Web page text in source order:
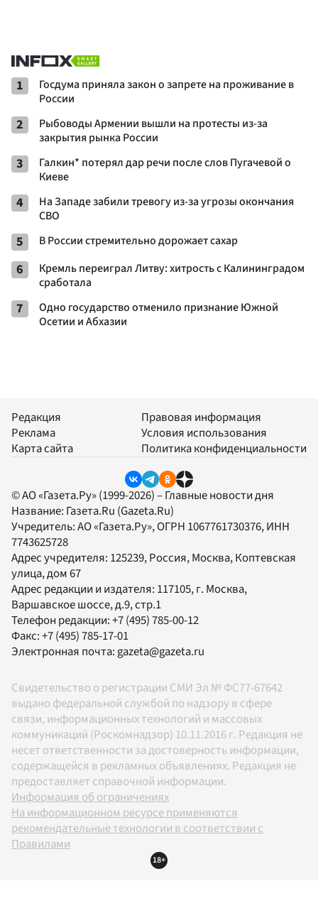
1
Госдума приняла закон о запрете на проживание в
России
2
Рыбоводы Армении вышли на протесты из-за
закрытия рынка России
3
Галкин* потерял дар речи после слов Пугачевой о
Киеве
4
На Западе забили тревогу из-за угрозы окончания
СВО
5 В России стремительно дорожает сахар
6
Кремль переиграл Литву: хитрость с Калининградом
сработала
7
Одно государство отменило признание Южной
Осетии и Абхазии
Редакция
Реклама
Карта сайта
Правовая информация
Условия использования
Политика конфиденциальности
© АО «Газета.Ру» (1999-2026) – Главные новости дня
Название: Газета.Ru (Gazeta.Ru)
Учредитель:АО «Газета.Ру», ОГРН 1067761730376, ИНН
7743625728
Адрес учредителя: 125239, Россия, Москва, Коптевская
улица, дом 67
Адрес редакции и издателя: 117105, г. Москва,
Варшавское шоссе, д.9, стр.1
Телефон редакции:+7 (495) 785-00-12
Факс:+7 (495) 785-17-01
Электронная почта:gazeta@gazeta.ru
Свидетельство о регистрации СМИ Эл № ФС77-67642
выдано федеральной службой по надзору в сфере
связи, информационных технологий и массовых
коммуникаций (Роскомнадзор) 10.11.2016 г. Редакция не
несет ответственности за достоверность информации,
содержащейся в рекламных объявлениях. Редакция не
предоставляет справочной информации.
Информация об ограничениях
На информационном ресурсе применяются
рекомендательные технологии в соответствии с
Правилами
18+